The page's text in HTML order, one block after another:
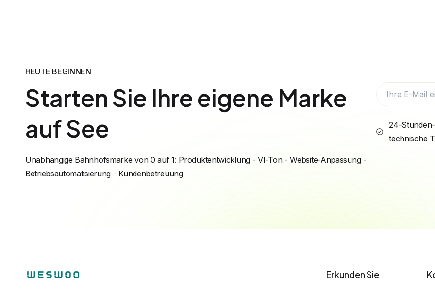
HEUTE BEGINNEN
Starten Sie Ihre eigene Marke
auf See
Unabhängige Bahnhofsmarke von 0 auf 1: Produktentwicklung - VI-Ton - Website-Anpassung -
Betriebsautomatisierung - Kundenbetreuung
24-
technische
Erkunden Sie